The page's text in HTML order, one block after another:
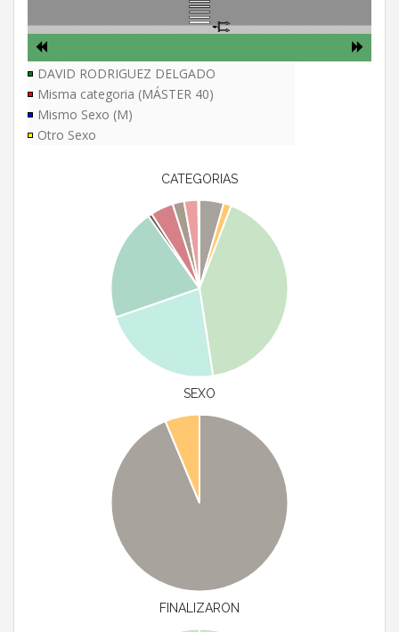
DAVID RODRIGUEZ DELGADO
Misma categoria (MÁSTER 40)
Mismo Sexo (M)
Otro Sexo
CATEGORIAS
SEXO
FINALIZARON